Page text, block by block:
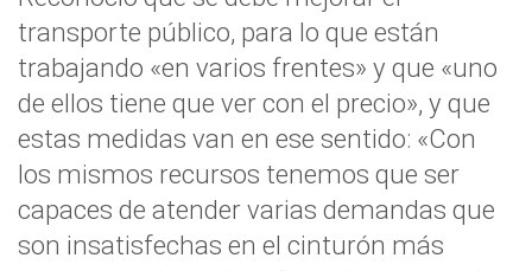
transporte público, para lo que están
trabajando «en varios frentes» y que «uno
de ellos tiene que ver con el precio», y que
estas medidas van en ese sentido: «Con
los mismos recursos tenemos que ser
capaces de atender varias demandas que
son insatisfechas en el cinturón más